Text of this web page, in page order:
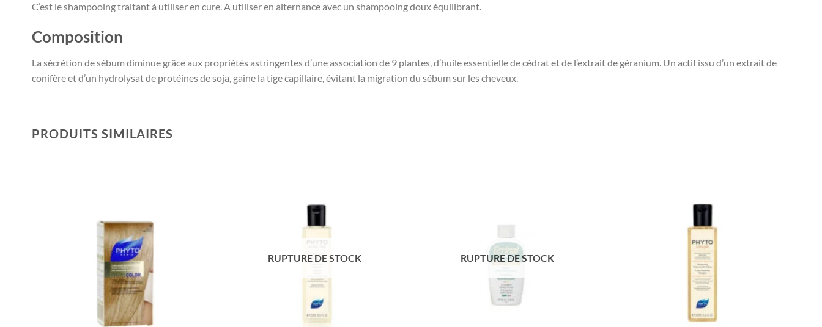
C’est le shampooing traitant à utiliser en cure. A utiliser en alternance avec un shampooing doux équilibrant.
Composition
La sécrétion de sébum diminue grâce aux propriétés astringentes d’une association de 9 plantes, d’huile essentielle de cédrat et de l’extrait de géranium. Un actif issu d’un extrait de
conifère et d’un hydrolysat de protéines de soja, gaine la tige capillaire, évitant la migration du sébum sur les cheveux.
PRODUITS SIMILAIRES
RUPTURE DE STOCK RUPTURE DE STOCK